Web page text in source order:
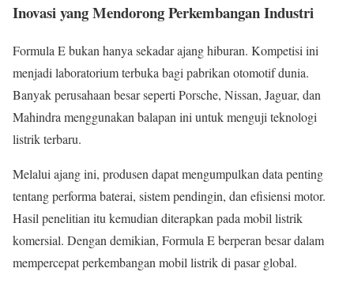
Inovasi yang Mendorong Perkembangan Industri
Formula E bukan hanya sekadar ajang hiburan. Kompetisi ini
menjadi laboratorium terbuka bagi pabrikan otomotif dunia.
Banyak perusahaan besar seperti Porsche, Nissan, Jaguar, dan
Mahindra menggunakan balapan ini untuk menguji teknologi
listrik terbaru.
Melalui ajang ini, produsen dapat mengumpulkan data penting
tentang performa baterai, sistem pendingin, dan efisiensi motor.
Hasil penelitian itu kemudian diterapkan pada mobil listrik
komersial. Dengan demikian, Formula E berperan besar dalam
mempercepat perkembangan mobil listrik di pasar global.